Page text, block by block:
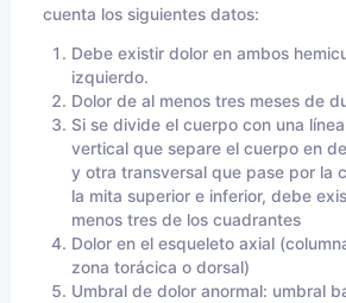
cuenta los siguientes datos:
Debe existir dolor en ambos
izquierdo.
Dolor de al menos tres meses de
Si se divide el cuerpo con una
vertical que separe el cuerpo en
y otra transversal que pase por la
la mita superior e inferior, debe
menos tres de los cuadrantes
Dolor en el esqueleto axial
zona torácica o dorsal)
Umbral de dolor anormal: umbral